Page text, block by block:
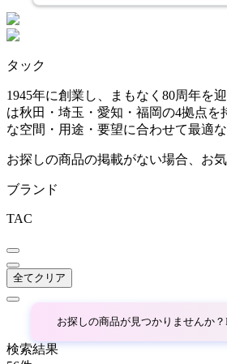
AINX
アイネクス
Andreu World
アンドリューワールド
mm
タック
1945年に創業し、まもなく80周年を
は秋田・埼玉・愛知・福岡の4拠点
な空間・用途・要望に合わせて最適
お探しの商品の掲載がない場合、お
ブランド
TAC
全てクリア
お探しの商品が見つかりませんか
検索結果